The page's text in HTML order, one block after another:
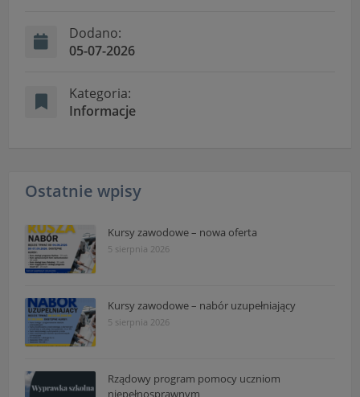
Dodano:
05-07-2026
Kategoria:
Informacje
Ostatnie wpisy
Kursy zawodowe – nowa oferta
5 sierpnia 2026
Kursy zawodowe – nabór uzupełniający
5 sierpnia 2026
Rządowy program pomocy uczniom
niepełnosprawnym
"Nasza szkoła" > "Bezpieczeństwo"